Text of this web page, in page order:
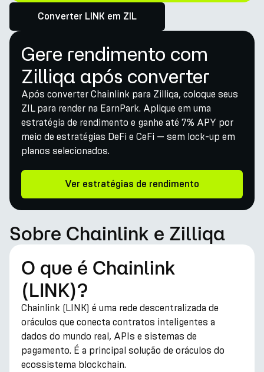
Converter LINK em ZIL
Gere rendimento com
Zilliqa após converter
Após converter Chainlink para Zilliqa, coloque seus
ZIL para render na EarnPark. Aplique em uma
estratégia de rendimento e ganhe até 7% APY por
meio de estratégias DeFi e CeFi — sem lock-up em
planos selecionados.
Ver estratégias de rendimento
Sobre Chainlink e Zilliqa
O que é Chainlink
(LINK)?
Chainlink (LINK) é uma rede descentralizada de
oráculos que conecta contratos inteligentes a
dados do mundo real, APIs e sistemas de
pagamento. É a principal solução de oráculos do
ecossistema blockchain.